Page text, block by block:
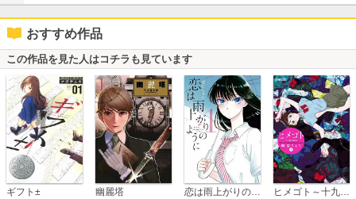
おすすめ作品
この作品を見た人はコチラも見ています
ギフト± 幽麗塔 恋は雨上がりのように ヒメゴト～十九歳の制服～